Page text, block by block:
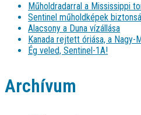
Műholdradarral a Mississippi
Sentinel műholdképek
Alacsony a Duna vízállása
Kanada rejtett óriása, a Nagy-
Ég veled, Sentinel-1A!
Archívum